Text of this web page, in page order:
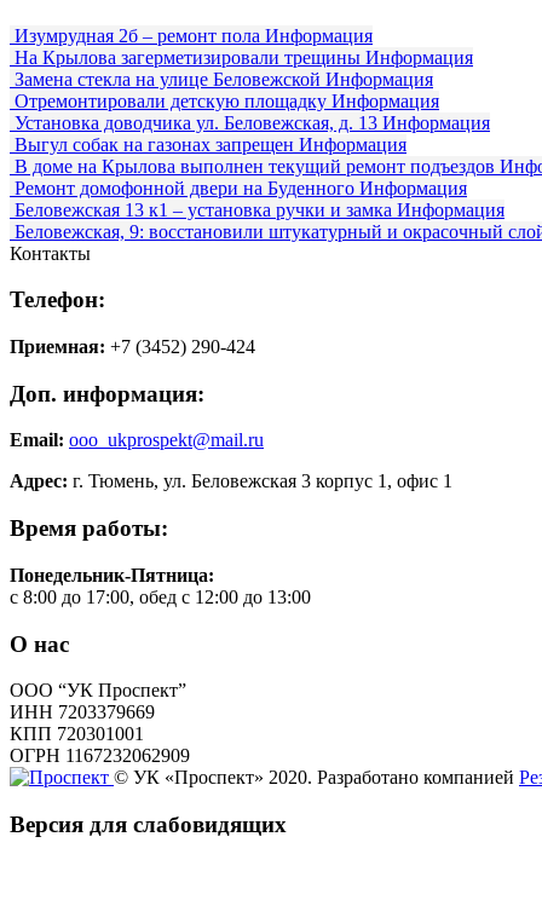
Изумрудная 2б – ремонт пола Информация
На Крылова загерметизировали трещины Информация
Замена стекла на улице Беловежской Информация
Отремонтировали детскую площадку Информация
Установка доводчика ул. Беловежская, д. 13 Информация
Выгул собак на газонах запрещен Информация
В доме на Крылова выполнен текущий ремонт подъездов
Ремонт домофонной двери на Буденного Информация
Беловежская 13 к1 – установка ручки и замка Информация
Беловежская, 9: восстановили штукатурный и окрасочный
Контакты
Телефон:
Приемная: +7 (3452) 290-424
Доп. информация:
Email: ooo_ukprospekt@mail.ru
Адрес: г. Тюмень, ул. Беловежская 3 корпус 1, офис 1
Время работы:
Понедельник-Пятница:
с 8:00 до 17:00, обед с 12:00 до 13:00
О нас
ООО “УК Проспект”
ИНН 7203379669
КПП 720301001
ОГРН 1167232062909
© УК «Проспект» 2020. Разработано компанией
Версия для слабовидящих